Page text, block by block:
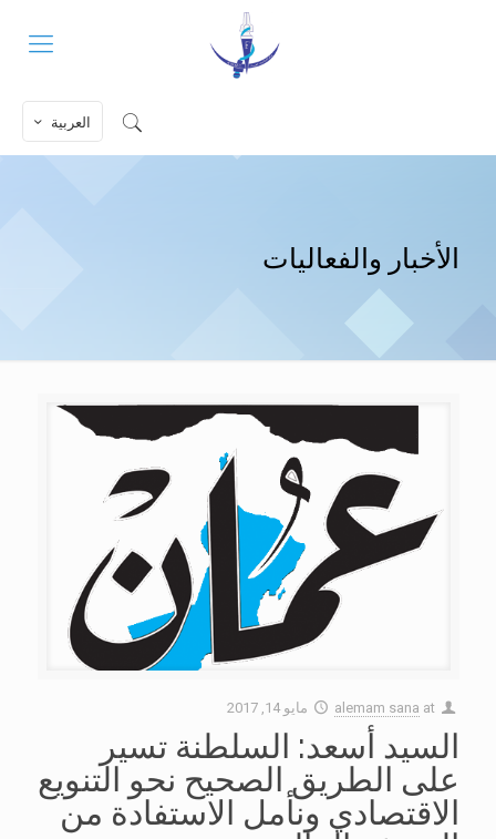
العربية
الأخبار والفعاليات
alemam sana at مايو 14, 2017
السيد أسعد: السلطنة تسير
على الطريق الصحيح نحو التنويع
الاقتصادي ونأمل الاستفادة من